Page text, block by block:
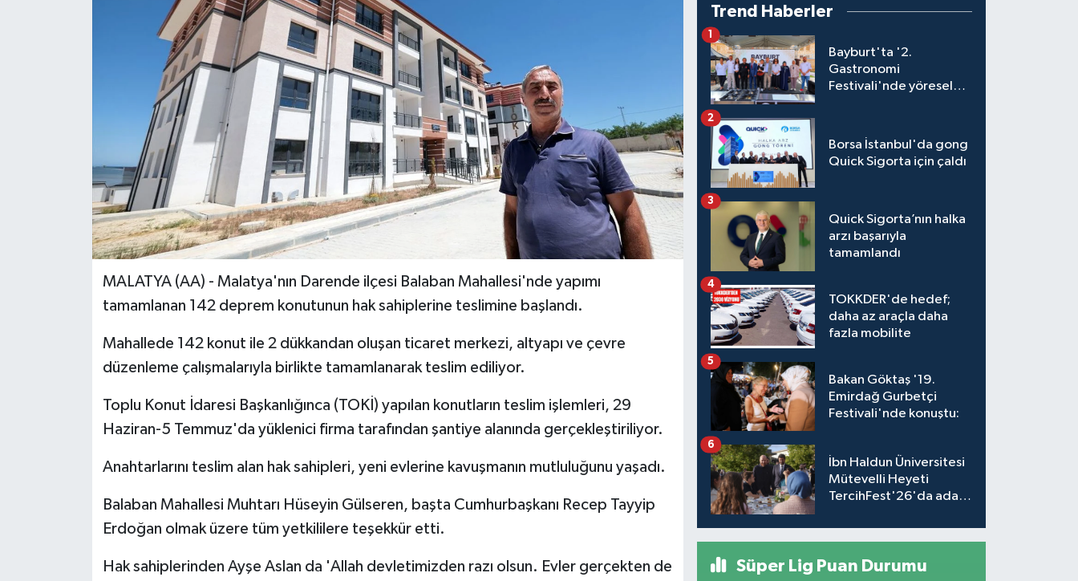
MALATYA (AA) - Malatya'nın Darende ilçesi Balaban Mahallesi'nde yapımı
tamamlanan 142 deprem konutunun hak sahiplerine teslimine başlandı.
Mahallede 142 konut ile 2 dükkandan oluşan ticaret merkezi, altyapı ve çevre
düzenleme çalışmalarıyla birlikte tamamlanarak teslim ediliyor.
Toplu Konut İdaresi Başkanlığınca (TOKİ) yapılan konutların teslim işlemleri, 29
Haziran-5 Temmuz'da yüklenici firma tarafından şantiye alanında gerçekleştiriliyor.
Anahtarlarını teslim alan hak sahipleri, yeni evlerine kavuşmanın mutluluğunu yaşadı.
Balaban Mahallesi Muhtarı Hüseyin Gülseren, başta Cumhurbaşkanı Recep Tayyip
Erdoğan olmak üzere tüm yetkililere teşekkür etti.
Hak sahiplerinden Ayşe Aslan da 'Allah devletimizden razı olsun. Evler gerçekten de
Trend Haberler
Bayburt'ta '2.
Gastronomi
Festivali'nde yöresel
1
Borsa İstanbul'da gong
Quick Sigorta için çaldı
2
Quick Sigorta’nın halka
arzı başarıyla
tamamlandı
3
TOKKDER'de hedef;
daha az araçla daha
fazla mobilite
4
Bakan Göktaş '19.
Emirdağ Gurbetçi
Festivali'nde konuştu:
5
İbn Haldun Üniversitesi
Mütevelli Heyeti
TercihFest'26'da aday
6
Süper Lig Puan Durumu